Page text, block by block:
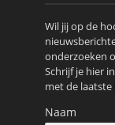
Wil jij op de
onderzoeken
Schrijf je hier
met de
Naam